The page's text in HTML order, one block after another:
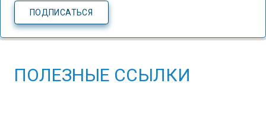
ПОЛЕЗНЫЕ ССЫЛКИ